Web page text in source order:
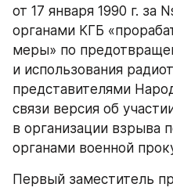
от 17 января 1990 г. за
органами КГБ
меры» по
и использования
представителями
связи версия об
в организации взрыва
органами военной
Первый заместитель